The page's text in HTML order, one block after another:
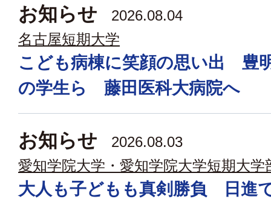
お知らせ
2026.08.04
名古屋短期大学
こども病棟に笑顔の思い出 豊
の学生ら 藤田医科大病院へ
お知らせ
2026.08.03
愛知学院大学・愛知学院大学短期大学
大人も子どもも真剣勝負 日進